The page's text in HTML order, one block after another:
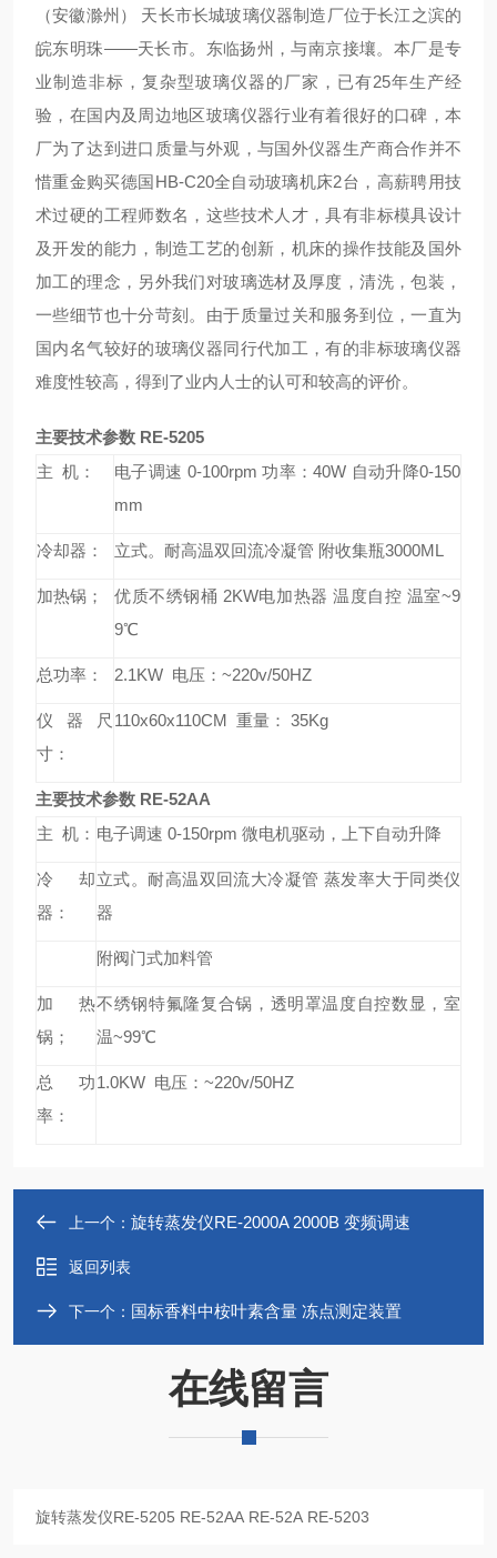
（安徽滁州） 天长市长城玻璃仪器制造厂位于长江之滨的
皖东明珠——天长市。东临扬州，与南京接壤。本厂是专
业制造非标，复杂型玻璃仪器的厂家，已有25年生产经
验，在国内及周边地区玻璃仪器行业有着很好的口碑 ，本
厂为了达到进口质量与外观，与国外仪器生产商合作并不
惜重金购买德国HB-C20全自动玻璃机床2台，高薪聘用技
术过硬的工程师数名，这些技术人才，具有非标模具设计
及开发的能力，制造工艺的创新，机床的操作技能及国外
加工的理念，另外我们对玻璃选材及厚度，清洗，包装，
一些细节也十分苛刻。由于质量过关和服务到位，一直为
国内名气较好的玻璃仪器同行代加工 ，有的非标玻璃仪器
难度性较高，得到了业内人士的认可和较高的评价。
主要技术参数 RE-5205
主 机：
电子调速 0-100rpm 功率：40W 自动升降0-150
mm
冷却器： 立式。耐高温双回流冷凝管 附收集瓶3000ML
加热锅； 优质不绣钢桶 2KW电加热器 温度自控 温室~9
9℃
总功率： 2.1KW 电压：~220v/50HZ
仪器尺
寸：
110x60x110CM 重量： 35Kg
主要技术参数 RE-52AA
主 机： 电子调速 0-150rpm 微电机驱动，上下自动升降
冷却
器：
立式。耐高温双回流大冷凝管 蒸发率大于同类仪
器
附阀门式加料管
加热
锅；
不绣钢特氟隆复合锅，透明罩温度自控数显，室
温~99℃
总功
率：
1.0KW 电压：~220v/50HZ
上一个： 旋转蒸发仪RE-2000A 2000B 变频调速
返回列表
下一个： 国标香料中桉叶素含量 冻点测定装置
在线留言